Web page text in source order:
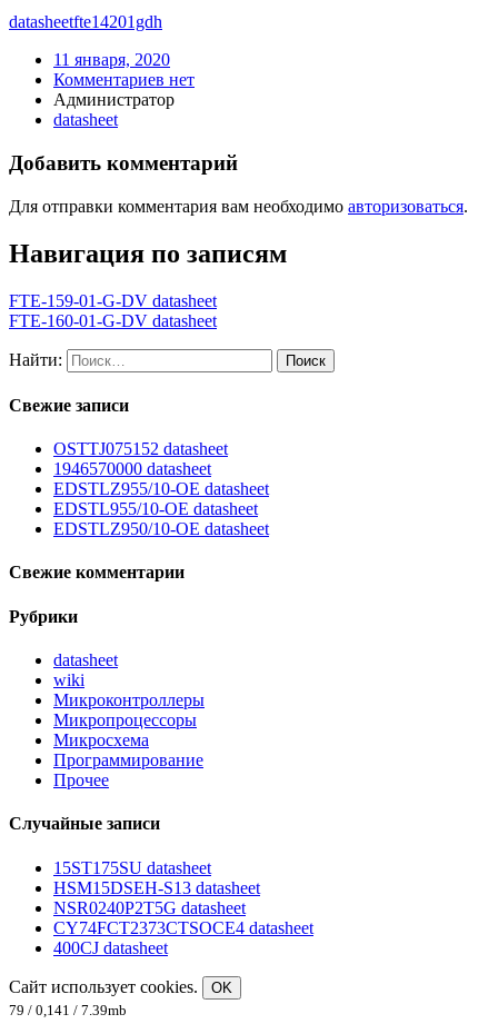
datasheetfte14201gdh
11 января, 2020
Комментариев нет
Администратор
datasheet
Добавить комментарий
Для отправки комментария вам необходимо авторизоваться.
Навигация по записям
FTE-159-01-G-DV datasheet
FTE-160-01-G-DV datasheet
Найти:
Свежие записи
OSTTJ075152 datasheet
1946570000 datasheet
EDSTLZ955/10-OE datasheet
EDSTL955/10-OE datasheet
EDSTLZ950/10-OE datasheet
Свежие комментарии
Рубрики
datasheet
wiki
Микроконтроллеры
Микропроцессоры
Микросхема
Программирование
Прочее
Случайные записи
15ST175SU datasheet
HSM15DSEH-S13 datasheet
NSR0240P2T5G datasheet
CY74FCT2373CTSOCE4 datasheet
400CJ datasheet
Сайт использует cookies.
OK
79 / 0,141 / 7.39mb